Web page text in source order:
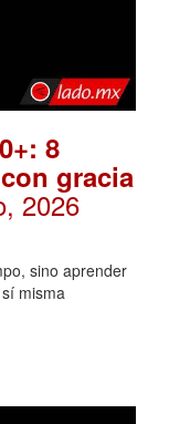
8
gracia
2026
sino aprender
misma